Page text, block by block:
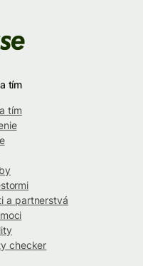
tím
tím
a partnerstvá
checker